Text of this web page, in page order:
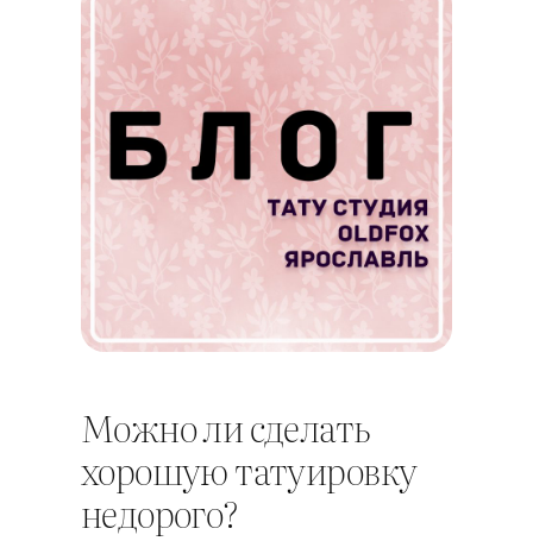
Можно ли сделать
хорошую татуировку
недорого?